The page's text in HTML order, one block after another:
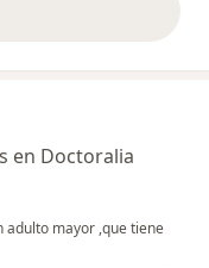
anteriores
en Doctoralia
adulto mayor ,que tiene